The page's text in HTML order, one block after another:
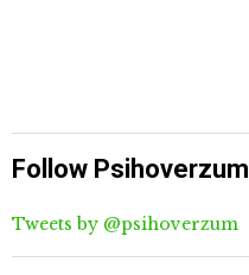
Follow Psihoverzum
Tweets by @psihoverzum